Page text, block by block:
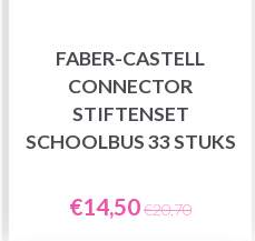
FABER-CASTELL
CONNECTOR
STIFTENSET
SCHOOLBUS 33 STUKS
€14,50€20,70